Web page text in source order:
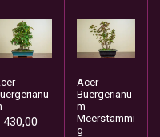
430,00
Acer
Buergerianu
m
Meerstammi
g